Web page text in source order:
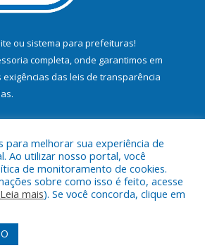
ou sistema para prefeituras!
completa, onde garantimos em
das leis de transparência
a Prefeitura Municipal de Bujaru.
Área Administrativa
para melhorar sua experiência de
Ao utilizar nosso portal, você
de monitoramento de cookies.
sobre como isso é feito, acesse
Leia mais). Se você concorda, clique em